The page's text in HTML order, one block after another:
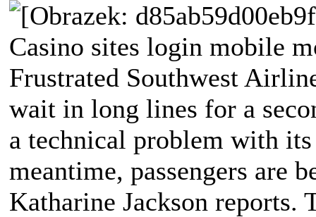
Casino sites login mobile
Frustrated Southwest
wait in long lines for a
a technical problem with
meantime, passengers are
Katharine Jackson reports.